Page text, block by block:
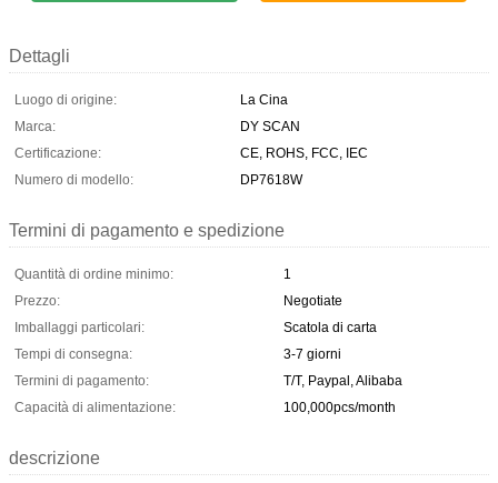
Dettagli
Luogo di origine:
La Cina
Marca:
DY SCAN
Certificazione:
CE, ROHS, FCC, IEC
Numero di modello:
DP7618W
Termini di pagamento e spedizione
Quantità di ordine minimo:
1
Prezzo:
Negotiate
Imballaggi particolari:
Scatola di carta
Tempi di consegna:
3-7 giorni
Termini di pagamento:
T/T, Paypal, Alibaba
Capacità di alimentazione:
100,000pcs/month
descrizione